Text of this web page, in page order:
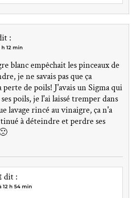
:
12 min
blanc empêchait les pinceaux de
je ne savais pas que ça
perte de poils! J'avais un Sigma qui
poils, je l'ai laissé tremper dans
lavage rincé au vinaigre, ça n'a
à déteindre et perdre ses
dit :
12 h 54 min